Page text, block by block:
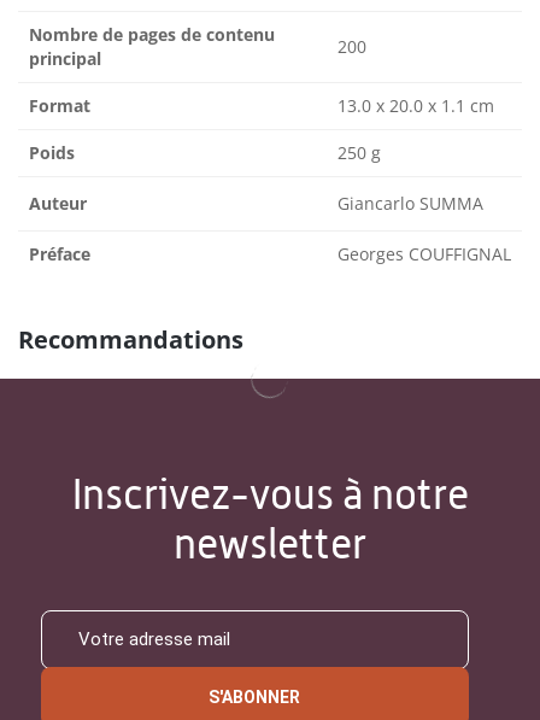
Nombre de pages de contenu
principal
200
Format 13.0 x 20.0 x 1.1 cm
Poids 250 g
Auteur Giancarlo SUMMA
Préface Georges COUFFIGNAL
Recommandations
Inscrivez-vous à notre
newsletter
S'ABONNER